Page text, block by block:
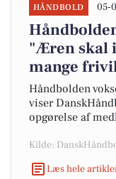
HÅNDBOLD 05-
"Æren skal
mange
Håndbolden
viser
opgørelse af
Kilde:
Læs hele